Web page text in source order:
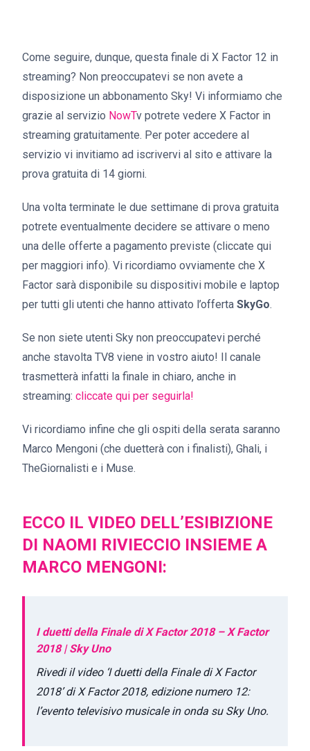
Come seguire, dunque, questa finale di X Factor 12 in
streaming? Non preoccupatevi se non avete a
disposizione un abbonamento Sky! Vi informiamo che
grazie al servizio NowTv potrete vedere X Factor in
streaming gratuitamente. Per poter accedere al
servizio vi invitiamo ad iscrivervi al sito e attivare la
prova gratuita di 14 giorni.
Una volta terminate le due settimane di prova gratuita
potrete eventualmente decidere se attivare o meno
una delle offerte a pagamento previste (cliccate qui
per maggiori info). Vi ricordiamo ovviamente che X
Factor sarà disponibile su dispositivi mobile e laptop
per tutti gli utenti che hanno attivato l’offerta SkyGo.
Se non siete utenti Sky non preoccupatevi perché
anche stavolta TV8 viene in vostro aiuto! Il canale
trasmetterà infatti la finale in chiaro, anche in
streaming: cliccate qui per seguirla!
Vi ricordiamo infine che gli ospiti della serata saranno
Marco Mengoni (che duetterà con i finalisti), Ghali, i
TheGiornalisti e i Muse.
ECCO IL VIDEO DELL’ESIBIZIONE
DI NAOMI RIVIECCIO INSIEME A
MARCO MENGONI:
I duetti della Finale di X Factor 2018 – X Factor
2018 | Sky Uno
Rivedi il video ‘I duetti della Finale di X Factor
2018’ di X Factor 2018, edizione numero 12:
l’evento televisivo musicale in onda su Sky Uno.